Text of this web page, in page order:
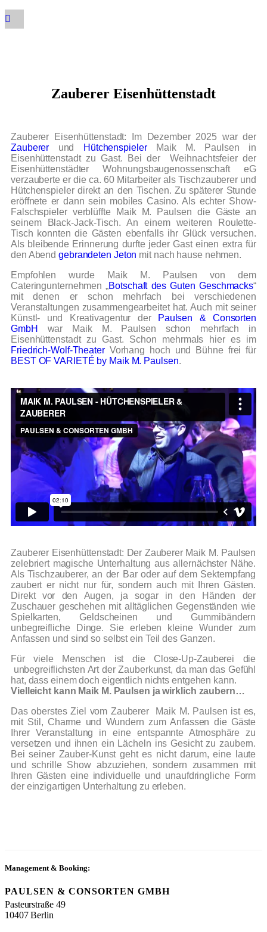
Zauberer Eisenhüttenstadt
Zauberer Eisenhüttenstadt: Im Dezember 2025 war der
Zauberer und HütchenspielerMaik M. Paulsen in
Eisenhüttenstadt zu Gast. Bei der Weihnachtsfeier der
Eisenhüttenstädter Wohnungsbaugenossenschaft eG
verzauberte er die ca. 60 Mitarbeiter als Tischzauberer und
Hütchenspieler direkt an den Tischen. Zu späterer Stunde
eröffnete er dann sein mobiles Casino. Als echter Show-
Falschspieler verblüffte Maik M. Paulsen die Gäste an
seinem Black-Jack-Tisch. An einem weiteren Roulette-
Tisch konnten die Gästen ebenfalls ihr Glück versuchen.
Als bleibende Erinnerung durfte jeder Gast einen extra für
den Abendgebrandeten Jeton mit nach hause nehmen.
Empfohlen wurde Maik M. Paulsen von dem
Cateringunternehmen „Botschaft des Guten Geschmacks“
mit denen er schon mehrfach bei verschiedenen
Veranstaltungen zusammengearbeitet hat. Auch mit seiner
Künstl- und Kreativagentur der
Paulsen & Consorten
GmbH
war Maik M. Paulsen schon mehrfach in
Eisenhüttenstadt zu Gast. Schon mehrmals hier es im
Friedrich-Wolf-TheaterVorhang hoch und Bühne frei für
BEST OF VARIETÉ by Maik M. Paulsen.
Zauberer Eisenhüttenstadt: Der Zauberer Maik M. Paulsen
zelebriert magische Unterhaltung aus allernächster Nähe.
Als Tischzauberer, an der Bar oder auf dem Sektempfang
zaubert er nicht nur für, sondern auch mit Ihren Gästen.
Direkt vor den Augen, ja sogar in den Händen der
Zuschauer geschehen mit alltäglichen Gegenständen wie
Spielkarten, Geldscheinen und Gummibändern
unbegreifliche Dinge. Sie erleben kleine Wunder zum
Anfassen und sind so selbst ein Teil des Ganzen.
Für viele Menschen ist die Close-Up-Zauberei die
unbegreiflichsten Art der Zauberkunst, da man das Gefühl
hat, dass einem doch eigentlich nichts entgehen kann.
Vielleicht kann Maik M. Paulsen ja wirklich zaubern…
Das oberstes Ziel vom Zauberer Maik M. Paulsen ist es,
mit Stil, Charme und Wundern zum Anfassen die Gäste
Ihrer Veranstaltung in eine entspannte Atmosphäre zu
versetzen und ihnen ein Lächeln ins Gesicht zu zaubern.
Bei seiner Zauber-Kunst geht es nicht darum, eine laute
und schrille Show abzuziehen, sondern zusammen mit
Ihren Gästen eine individuelle und unaufdringliche Form
der einzigartigen Unterhaltung zu erleben.
Management & Booking:
PAULSEN & CONSORTEN GMBH
Pasteurstraße 49
10407 Berlin